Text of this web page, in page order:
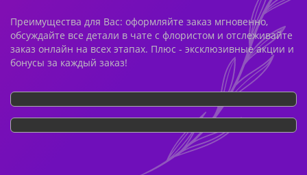
Преимущества для Вас: оформляйте заказ мгновенно,
обсуждайте все детали в чате с флористом и отслеживайте
заказ онлайн на всех этапах. Плюс - эксклюзивные акции и
бонусы за каждый заказ!